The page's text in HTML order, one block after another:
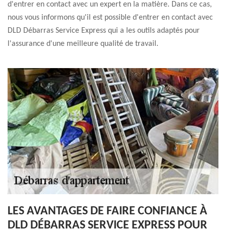
d'entrer en contact avec un expert en la matière. Dans ce cas,
nous vous informons qu'il est possible d'entrer en contact avec
DLD Débarras Service Express qui a les outils adaptés pour
l'assurance d'une meilleure qualité de travail.
LES AVANTAGES DE FAIRE CONFIANCE À
DLD DÉBARRAS SERVICE EXPRESS POUR